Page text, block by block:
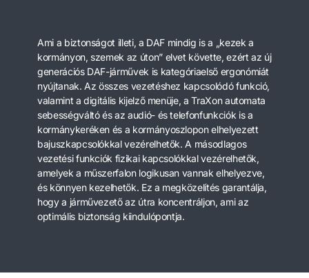
Ami a biztonságot illeti, a DAF mindig is a „kezek a
kormányon, szemek az úton” elvet követte, ezért az új
generációs DAF-járművek is kategóriaelső ergonómiát
nyújtanak. Az összes vezetéshez kapcsolódó funkció,
valamint a digitális kijelző menüje, a TraXon automata
sebességváltó és az audió- és telefonfunkciók is a
kormánykeréken és a kormányoszlopon elhelyezett
bajuszkapcsolókkal vezérelhetők. A másodlagos
vezetési funkciók fizikai kapcsolókkal vezérelhetők,
amelyek a műszerfalon logikusan vannak elhelyezve,
és könnyen kezelhetők. Ez a megközelítés garantálja,
hogy a járművezető az útra koncentráljon, ami az
optimális biztonság kiindulópontja.